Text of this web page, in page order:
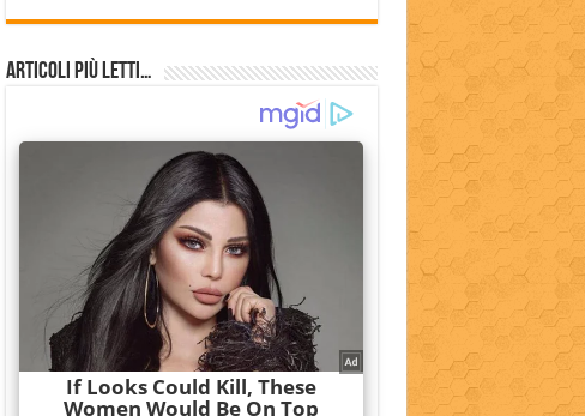
Articoli più Letti…